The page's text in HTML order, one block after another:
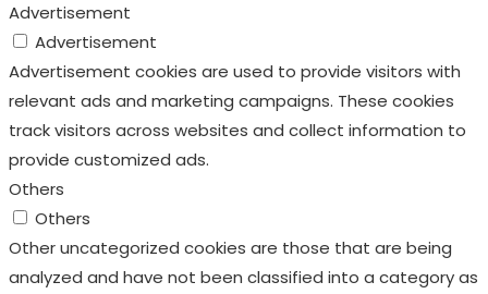
Advertisement
Advertisement
Advertisement cookies are used to provide visitors with
relevant ads and marketing campaigns. These cookies
track visitors across websites and collect information to
provide customized ads.
Others
Others
Other uncategorized cookies are those that are being
analyzed and have not been classified into a category as